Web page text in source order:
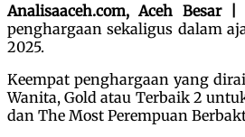
Analisaaceh.com, Aceh Besar |
penghargaan sekaligus dalam
2025.
Keempat penghargaan yang
Wanita, Gold atau Terbaik 2
dan The Most Perempuan